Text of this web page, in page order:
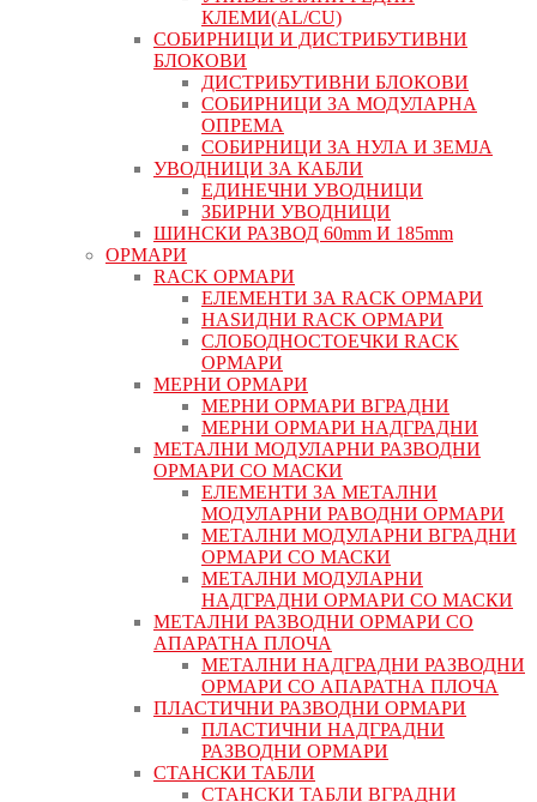
КЛЕМИ(AL/CU)
СОБИРНИЦИ И ДИСТРИБУТИВНИ
БЛОКОВИ
ДИСТРИБУТИВНИ БЛОКОВИ
СОБИРНИЦИ ЗА МОДУЛАРНА
ОПРЕМА
СОБИРНИЦИ ЗА НУЛА И ЗЕМЈА
УВОДНИЦИ ЗА КАБЛИ
ЕДИНЕЧНИ УВОДНИЦИ
ЗБИРНИ УВОДНИЦИ
ШИНСКИ РАЗВОД 60mm И 185mm
ОРМАРИ
RACK ОРМАРИ
ЕЛЕМЕНТИ ЗА RACK ОРМАРИ
НАЅИДНИ RACK ОРМАРИ
СЛОБОДНОСТОЕЧКИ RACK
ОРМАРИ
МЕРНИ ОРМАРИ
МЕРНИ ОРМАРИ ВГРАДНИ
МЕРНИ ОРМАРИ НАДГРАДНИ
МЕТАЛНИ МОДУЛАРНИ РАЗВОДНИ
ОРМАРИ СО МАСКИ
ЕЛЕМЕНТИ ЗА МЕТАЛНИ
МОДУЛАРНИ РАВОДНИ ОРМАРИ
МЕТАЛНИ МОДУЛАРНИ ВГРАДНИ
ОРМАРИ СО МАСКИ
МЕТАЛНИ МОДУЛАРНИ
НАДГРАДНИ ОРМАРИ СО МАСКИ
МЕТАЛНИ РАЗВОДНИ ОРМАРИ СО
АПАРАТНА ПЛОЧА
МЕТАЛНИ НАДГРАДНИ РАЗВОДНИ
ОРМАРИ СО АПАРАТНА ПЛОЧА
ПЛАСТИЧНИ РАЗВОДНИ ОРМАРИ
ПЛАСТИЧНИ НАДГРАДНИ
РАЗВОДНИ ОРМАРИ
СТАНСКИ ТАБЛИ
СТАНСКИ ТАБЛИ ВГРАДНИ